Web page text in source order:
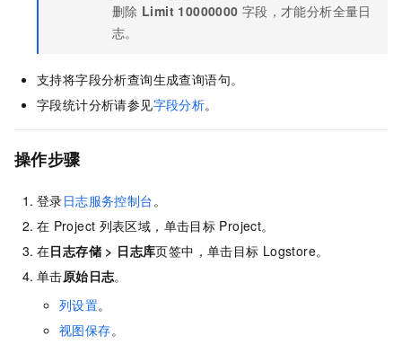
删除 Limit 10000000 字段，才能分析全量日
志。
支持将字段分析查询生成查询语句。
字段统计分析请参见字段分析。
操作步骤
登录日志服务控制台。
在 Project 列表区域，单击目标 Project。
在日志存储 > 日志库页签中，单击目标 Logstore。
单击原始日志。
列设置。
视图保存。